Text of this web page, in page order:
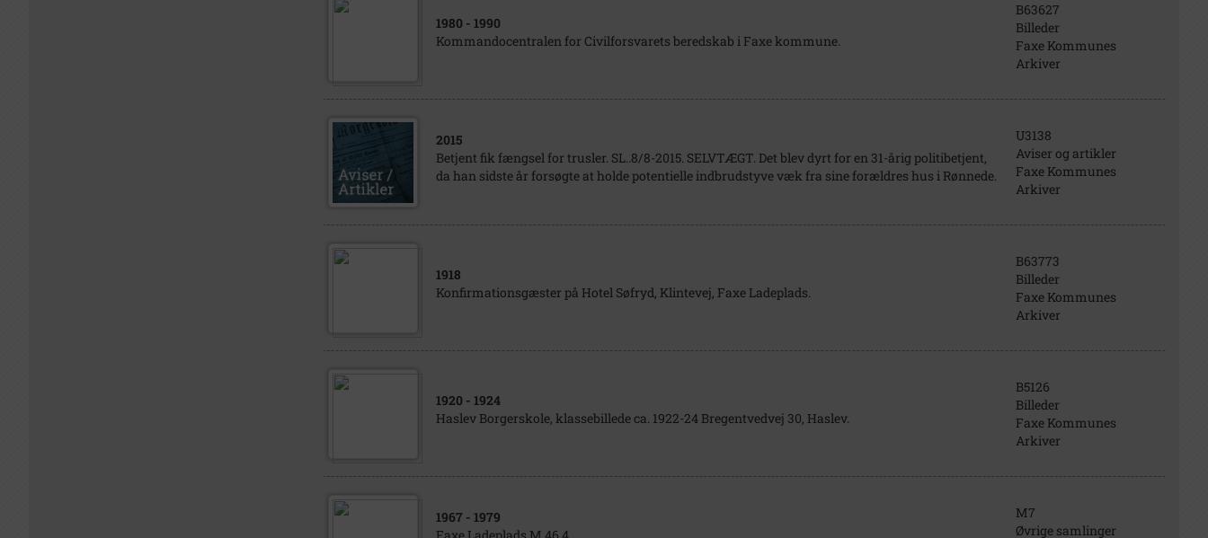
1980 - 1990
Kommandocentralen for Civilforsvarets beredskab i Faxe kommune.
B63627
Billeder
Faxe Kommunes
Arkiver
2015
Betjent fik fængsel for trusler. SL..8/8-2015. SELVTÆGT. Det blev dyrt for en 31-årig politibetjent,
da han sidste år forsøgte at holde potentielle indbrudstyve væk fra sine forældres hus i Rønnede.
U3138
Aviser og artikler
Faxe Kommunes
Arkiver
1918
Konfirmationsgæster på Hotel Søfryd, Klintevej, Faxe Ladeplads.
B63773
Billeder
Faxe Kommunes
Arkiver
1920 - 1924
Haslev Borgerskole, klassebillede ca. 1922-24 Bregentvedvej 30, Haslev.
B5126
Billeder
Faxe Kommunes
Arkiver
1967 - 1979
M7
Øvrige samlinger